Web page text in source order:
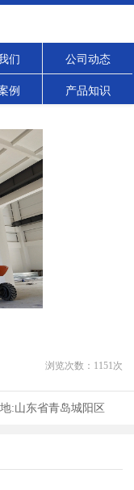
们 公司动态
例 产品知识
浏览次数： 1151次
:山东省青岛城阳区